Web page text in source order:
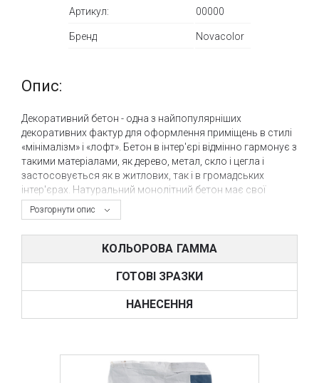
Артикул: 00000
Бренд Novacolor
Розгорнути опис
Опис:
Декоративний бетон - одна з найпопулярніших
декоративних фактур для оформлення приміщень в стилі
«мінімалізм» і «лофт». Бетон в інтер'єрі відмінно гармонує з
такими матеріалами, як дерево, метал, скло і цегла і
застосовується як в житлових, так і в громадських
інтер'єрах. Натуральний монолітний бетон має свої
особливості використання в інтер'єрі, з цього
декоративна штукатурка під бетон і користується такою
популярністю в наші дні.
декоративно-оздоблювальних матеріалів, звичайно ж не
бетон і, як один з лідерів ринку, зобов'язана включити
декоративна штукатурка під бетон, кожна з них
відрізняється якимись властивостями і
КОЛЬОРОВА ГАММА
ГОТОВІ ЗРАЗКИ
НАНЕСЕННЯ